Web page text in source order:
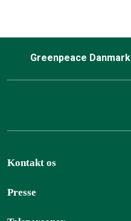
Greenpeace Danmark
Kontakt os
Presse